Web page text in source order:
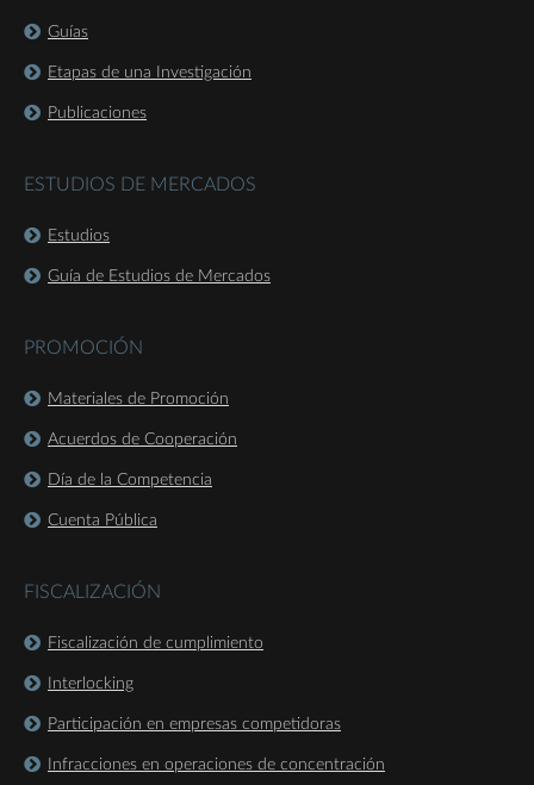
Guías
Etapas de una Investigación
Publicaciones
ESTUDIOS DE MERCADOS
Estudios
Guía de Estudios de Mercados
PROMOCIÓN
Materiales de Promoción
Acuerdos de Cooperación
Día de la Competencia
Cuenta Pública
FISCALIZACIÓN
Fiscalización de cumplimiento
Interlocking
Participación en empresas competidoras
Infracciones en operaciones de concentración